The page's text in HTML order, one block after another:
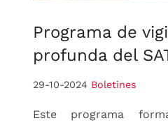
Programa de
profunda del
29-10-2024 Boletines
Este programa